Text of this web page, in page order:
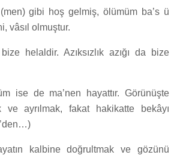
gibi hoş gelmiş, ölümüm ba’s ü
vâsıl olmuştur.
helaldir. Azıksızlık azığı da bize
ise de ma’nen hayattır. Görünüşte
ve ayrılmak, fakat hakikatte bekâyı
kalbine doğrultmak ve gözünü